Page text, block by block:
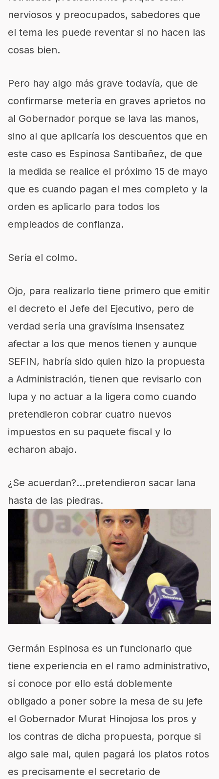
nerviosos y preocupados, sabedores que
el tema les puede reventar si no hacen las
cosas bien.
Pero hay algo más grave todavía, que de
confirmarse metería en graves aprietos no
al Gobernador porque se lava las manos,
sino al que aplicaría los descuentos que en
este caso es Espinosa Santibañez, de que
la medida se realice el próximo 15 de mayo
que es cuando pagan el mes completo y la
orden es aplicarlo para todos los
empleados de confianza.
Sería el colmo.
Ojo, para realizarlo tiene primero que emitir
el decreto el Jefe del Ejecutivo, pero de
verdad sería una gravísima insensatez
afectar a los que menos tienen y aunque
SEFIN, habría sido quien hizo la propuesta
a Administración, tienen que revisarlo con
lupa y no actuar a la ligera como cuando
pretendieron cobrar cuatro nuevos
impuestos en su paquete fiscal y lo
echaron abajo.
¿Se acuerdan?…pretendieron sacar lana
hasta de las piedras.
Germán Espinosa es un funcionario que
tiene experiencia en el ramo administrativo,
sí conoce por ello está doblemente
obligado a poner sobre la mesa de su jefe
el Gobernador Murat Hinojosa los pros y
los contras de dicha propuesta, porque si
algo sale mal, quien pagará los platos rotos
es precisamente el secretario de